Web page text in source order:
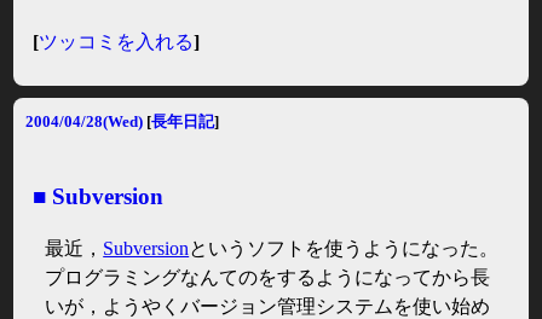
[ツッコミを入れる]
2004/04/28(Wed) [長年日記]
■ Subversion
最近， Subversionというソフトを使うようになった。
プログラミングなんてのをするようになってから長
いが，ようやくバージョン管理システムを使い始め